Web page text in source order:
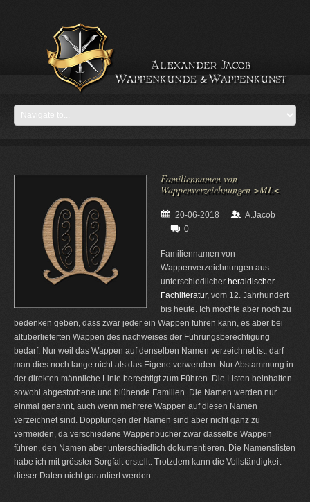
Familiennamen von
Wappenverzeichnungen >ML<
20-06-2018
A.Jacob
0
Familiennamen von
Wappenverzeichnungen aus
unterschiedlicher heraldischer
Fachliteratur, vom 12. Jahrhundert
bis heute. Ich möchte aber noch zu
bedenken geben, dass zwar jeder ein Wappen führen kann, es aber bei
altüberlieferten Wappen des nachweises der Führungsberechtigung
bedarf. Nur weil das Wappen auf denselben Namen verzeichnet ist, darf
man dies noch lange nicht als das Eigene verwenden. Nur Abstammung in
der direkten männliche Linie berechtigt zum Führen. Die Listen beinhalten
sowohl abgestorbene und blühende Familien. Die Namen werden nur
einmal genannt, auch wenn mehrere Wappen auf diesen Namen
verzeichnet sind. Dopplungen der Namen sind aber nicht ganz zu
vermeiden, da verschiedene Wappenbücher zwar dasselbe Wappen
führen, den Namen aber unterschiedlich dokumentieren. Die Namenslisten
habe ich mit grösster Sorgfalt erstellt. Trotzdem kann die Vollständigkeit
dieser Daten nicht garantiert werden.